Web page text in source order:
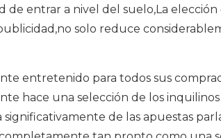
entrar a nivel del suelo,La elección
solo reduce
entretenido para todos sus
hace una selección de los inquilinos
de las apuestas